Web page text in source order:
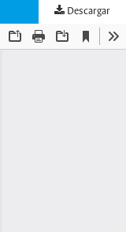
Descargar